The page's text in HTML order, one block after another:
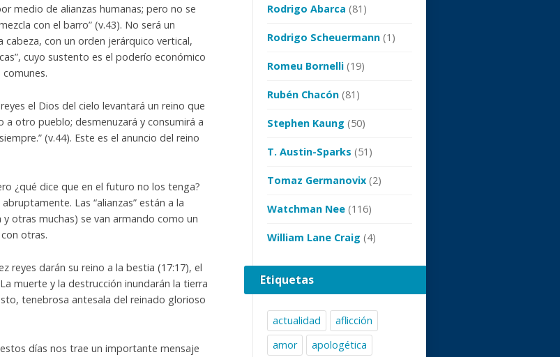
medio de alianzas humanas; pero no se
con el barro” (v.43). No será un
con un orden jerárquico vertical,
cuyo sustento es el poderío económico
el Dios del cielo levantará un reino que
otro pueblo; desmenuzará y consumirá a
(v.44). Este es el anuncio del reino
¿qué dice que en el futuro no los tenga?
Las “alianzas” están a la
otras muchas) se van armando como un
otras.
reyes darán su reino a la bestia (17:17), el
muerte y la destrucción inundarán la tierra
tenebrosa antesala del reinado glorioso
días nos trae un importante mensaje
Rodrigo Abarca (81)
Rodrigo Scheuermann (1)
Romeu Bornelli (19)
Rubén Chacón (81)
Stephen Kaung (50)
T. Austin-Sparks (51)
Tomaz Germanovix (2)
Watchman Nee (116)
William Lane Craig (4)
Etiquetas
actualidad
aflicción
amor
apologética